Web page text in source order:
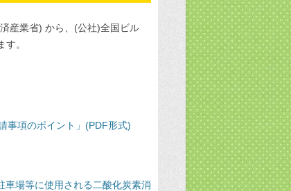
産業省) から、(公社)全国ビル
。
事項のポイント」(PDF形式)
車場等に使用される二酸化炭素消